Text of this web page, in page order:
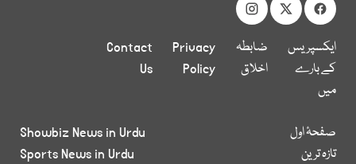
ایکسپریس
کے بارے
میں
ضابطہ
اخلاق
Privacy
Policy
Contact
Us
صفحۂ اول
تازہ ترین
Showbiz News in Urdu
Sports News in Urdu